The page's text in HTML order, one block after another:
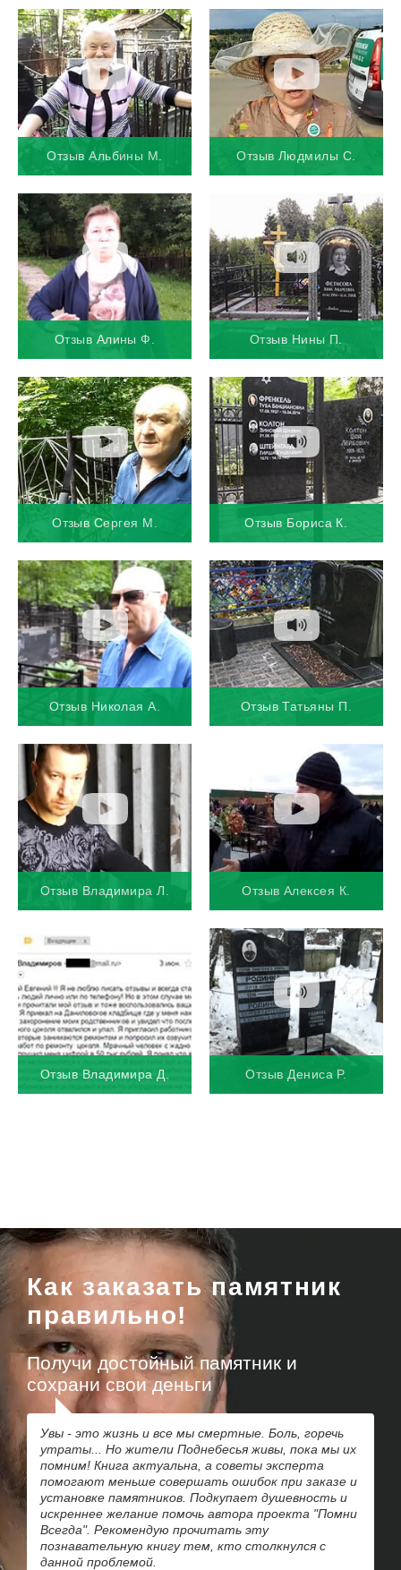
Отзыв Альбины М. Отзыв Людмилы С.
Отзыв Алины Ф. Отзыв Нины П.
Отзыв Сергея М. Отзыв Бориса К.
Отзыв Николая А. Отзыв Татьяны П.
Отзыв Владимира Л. Отзыв Алексея К.
Отзыв Владимира Д. Отзыв Дениса Р.
Как заказать памятник
правильно!
Получи достойный памятник и
сохрани свои деньги
Увы - это жизнь и все мы смертные. Боль, горечь
утраты... Но жители Поднебесья живы, пока мы их
помним! Книга актуальна, а советы эксперта
помогают меньше совершать ошибок при заказе и
установке памятников. Подкупает душевность и
искреннее желание помочь автора проекта "Помни
Всегда". Рекомендую прочитать эту
познавательную книгу тем, кто столкнулся с
данной проблемой.